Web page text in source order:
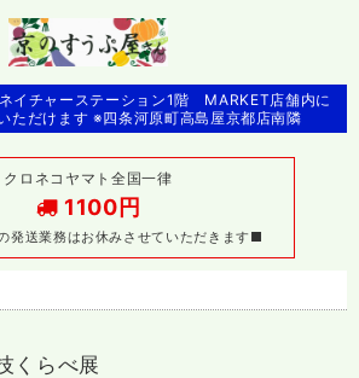
イチャーステーション1階 MARKET店舗内に
ただけます ※四条河原町高島屋京都店南隣
クロネコヤマト全国一律
1100円
発送業務はお休みさせていただきます■
くらべ展